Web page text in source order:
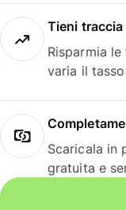
Tieni
Risparmia
varia il
Scaricala in
gratuita e